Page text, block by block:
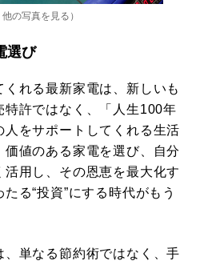
他の写真を見る ）
選び
くれる最新家電は、新しいも
許ではなく、「人生100年
をサポートしてくれる生活
値のある家電を選び、自分
用し、その恩恵を最大化す
る“投資”にする時代がもう
単なる節約術ではなく、手